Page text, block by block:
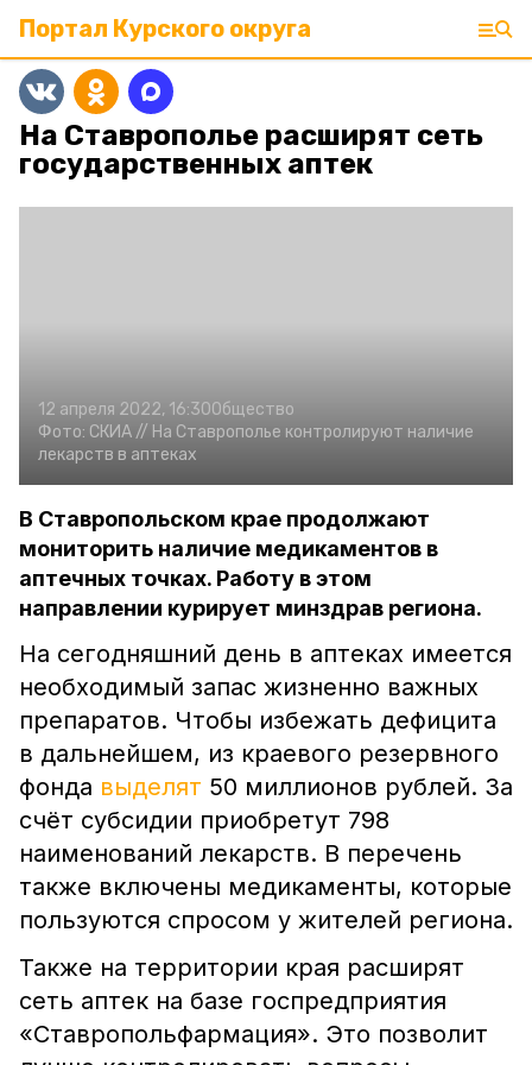
Портал Курского округа
На Ставрополье расширят сеть
государственных аптек
12 апреля 2022, 16:30Общество
Фото: СКИА // На Ставрополье контролируют наличие
лекарств в аптеках
В Ставропольском крае продолжают
мониторить наличие медикаментов в
аптечных точках. Работу в этом
направлении курирует минздрав региона.
На сегодняшний день в аптеках имеется
необходимый запас жизненно важных
препаратов. Чтобы избежать дефицита
в дальнейшем, из краевого резервного
фонда выделят 50 миллионов рублей. За
счёт субсидии приобретут 798
наименований лекарств. В перечень
также включены медикаменты, которые
пользуются спросом у жителей региона.
Также на территории края расширят
сеть аптек на базе госпредприятия
«Ставропольфармация». Это позволит